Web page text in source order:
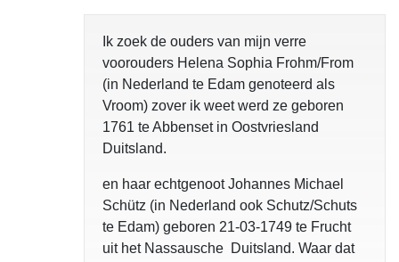
Ik zoek de ouders van mijn verre
voorouders Helena Sophia Frohm/From
(in Nederland te Edam genoteerd als
Vroom) zover ik weet werd ze geboren
1761 te Abbenset in Oostvriesland
Duitsland.
en haar echtgenoot Johannes Michael
Schütz (in Nederland ook Schutz/Schuts
te Edam) geboren 21-03-1749 te Frucht
uit het Nassausche Duitsland. Waar dat